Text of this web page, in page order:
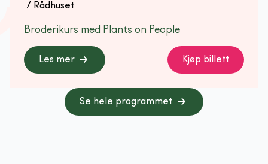
/ Rådhuset
Broderikurs med Plants on People
Les mer Kjøp billett
Se hele programmet